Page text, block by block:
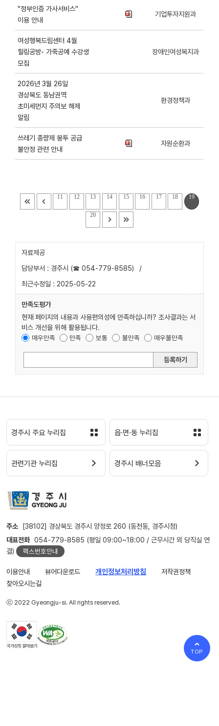
"정부인증 가사서비스"
이용 안내
기업투자지원과
여성행복드림센터 4월
힐링공방- 가죽공예 수강생
모집
장애인여성복지과
2026년 3월 26일
경상북도 동남권역
초미세먼지 주의보 해제
알림
환경정책과
쓰레기 종량제 봉투 공급
불안정 관련 안내
자원순환과
11 12 13 14 15 16 17 18 19
20
자료제공
담당부서 : 경주시 (☎ 054-779-8585)
/
최근수정일 : 2025-05-22
만족도평가
현재 페이지의 내용과 사용편의성에 만족하십니까? 조사결과는 서
비스 개선을 위해 활용됩니다.
매우만족 만족 보통 불만족 매우불만족
등록하기
경주시 주요 누리집 읍·면·동 누리집
관련기관 누리집 경주시 배너모음
주소 [38102] 경상북도 경주시 양정로 260 (동천동, 경주시청)
대표전화 054-779-8585 (평일 09:00~18:00 / 근무시간 외 당직실 연
결)
팩스번호안내
이용안내 뷰어다운로드 개인정보처리방침
저작권정책
찾아오시는길
ⓒ 2022 Gyeongju-si. All rights reserved.
TOP